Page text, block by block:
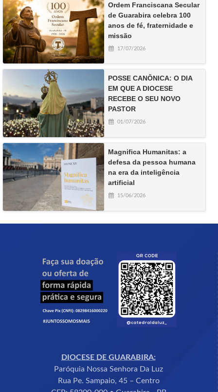
Ordem Franciscana Secular
de Guarabira celebra 100
anos de fé, fraternidade e
missão
17/07/2026
POSSE CANÔNICA: O DIA
EM QUE A DIOCESE
RECEBE O SEU NOVO
PASTOR
01/07/2026
Magnifica Humanitas: a
defesa da pessoa humana
na era da inteligência
artificial
15/06/2026
DIOCESE DE GUARABIRA:
Paróquia Nossa Senhora Da Luz
Rua Pe. Sampaio, 45 – Centro